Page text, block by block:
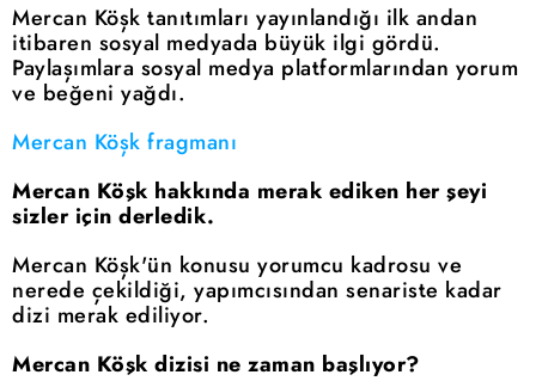
Mercan Köşk tanıtımları yayınlandığı ilk andan
itibaren sosyal medyada büyük ilgi gördü.
Paylaşımlara sosyal medya platformlarından yorum
ve beğeni yağdı.
Mercan Köşk fragmanı
Mercan Köşk hakkında merak ediken her şeyi
sizler için derledik.
Mercan Köşk'ün konusu yorumcu kadrosu ve
nerede çekildiği, yapımcısından senariste kadar
dizi merak ediliyor.
Mercan Köşk dizisi ne zaman başlıyor?